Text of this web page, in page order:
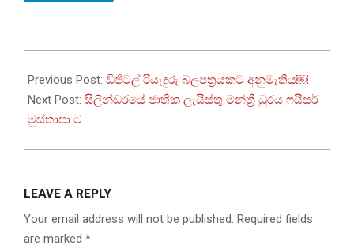
12-
10
Previous Post: ඩිජිටල් රියැදුරු බලපත්‍රයකට අනුමැතිය￼
Next Post: සිලින්ඩරයේ ජාතික ලැයිස්තු මන්ත්‍රී ධුරය ෆයිසර්
මුස්තාපා ට
LEAVE A REPLY
Your email address will not be published. Required fields
are marked *